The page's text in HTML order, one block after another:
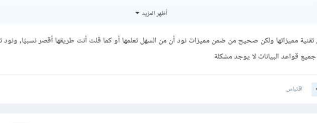
أظهر المزيد
تقنية مميزاتها ولكن صحيح من ضمن مميزات نود أن من السهل تعلمها أو كما قلت أنت طريقها أقصر نسبيًا, ونود
قواعد البيانات لا يوجد مشكلة
اقتباس